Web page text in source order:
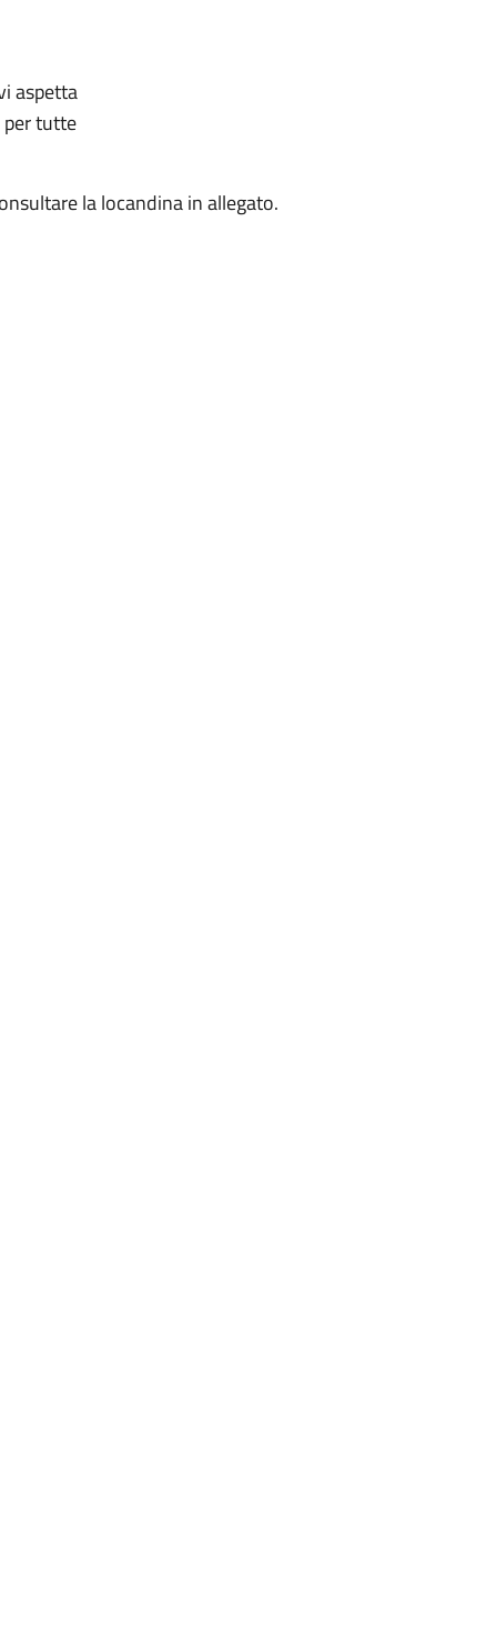
aspetta
per tutte
la locandina in allegato.